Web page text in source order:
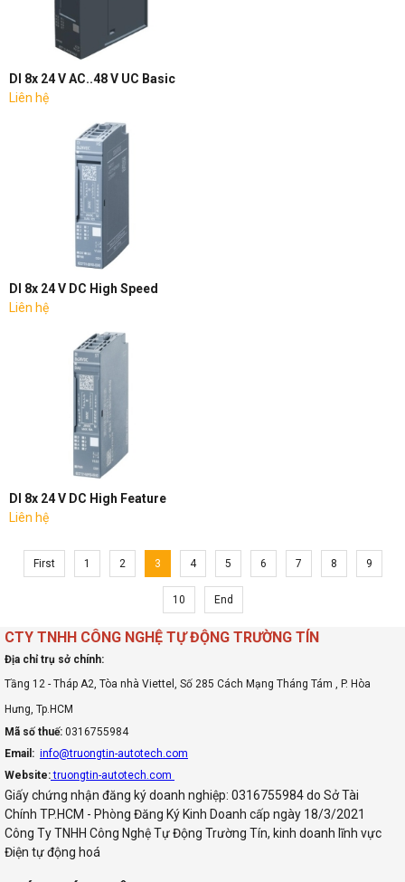
DI 8x 24 V AC..48 V UC Basic
Liên hệ
DI 8x 24 V DC High Speed
Liên hệ
DI 8x 24 V DC High Feature
Liên hệ
First 1 2 3 4 5 6 7 8 9
10 End
CTY TNHH CÔNG NGHỆ TỰ ĐỘNG TRƯỜNG TÍN
Địa chỉ trụ sở chính:
Tầng 12 - Tháp A2, Tòa nhà Viettel, Số 285 Cách Mạng Tháng Tám , P. Hòa
Hưng, Tp.HCM
Mã số thuế: 0316755984
Email: info@truongtin-autotech.com
Website:truongtin-autotech.com
Giấy chứng nhận đăng ký doanh nghiệp: 0316755984 do Sở Tài
Chính TP.HCM - Phòng Đăng Ký Kinh Doanh cấp ngày 18/3/2021
Công Ty TNHH Công Nghệ Tự Động Trường Tín, kinh doanh lĩnh vực
Điện tự động hoá